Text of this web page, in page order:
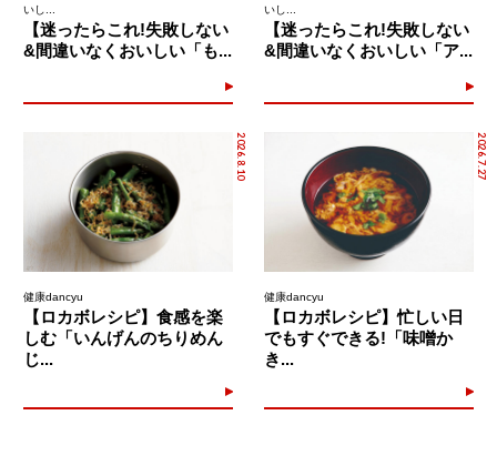
いし...
【迷ったらこれ!失敗しない
&間違いなくおいしい「も...
いし...
【迷ったらこれ!失敗しない
&間違いなくおいしい「ア...
2026.8.10
健康dancyu
【ロカボレシピ】食感を楽
しむ「いんげんのちりめん
じ...
2026.7.27
健康dancyu
【ロカボレシピ】忙しい日
でもすぐできる!「味噌か
き...